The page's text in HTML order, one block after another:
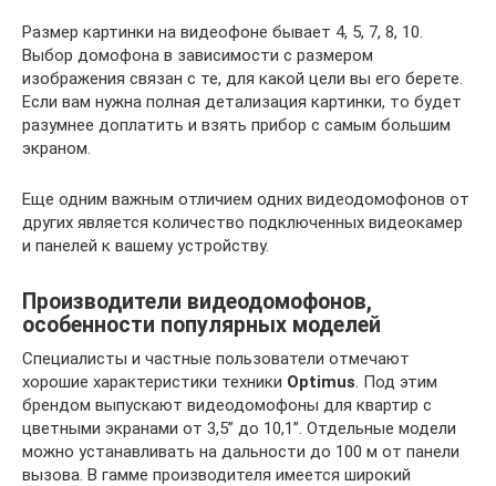
Размер картинки на видеофоне бывает 4, 5, 7, 8, 10.
Выбор домофона в зависимости с размером
изображения связан с те, для какой цели вы его берете.
Если вам нужна полная детализация картинки, то будет
разумнее доплатить и взять прибор с самым большим
экраном.
Еще одним важным отличием одних видеодомофонов от
других является количество подключенных видеокамер
и панелей к вашему устройству.
Производители видеодомофонов,
особенности популярных моделей
Специалисты и частные пользователи отмечают
хорошие характеристики техники Optimus. Под этим
брендом выпускают видеодомофоны для квартир с
цветными экранами от 3,5” до 10,1”. Отдельные модели
можно устанавливать на дальности до 100 м от панели
вызова. В гамме производителя имеется широкий